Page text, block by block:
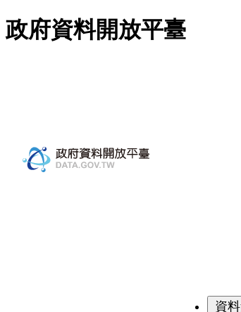
跳至主要內容
政府資料開放平臺